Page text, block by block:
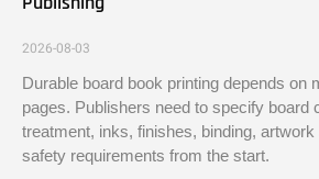
2026-08-03
Durable board book printing depends on
pages. Publishers need to specify board
treatment, inks, finishes, binding,
safety requirements from the start.